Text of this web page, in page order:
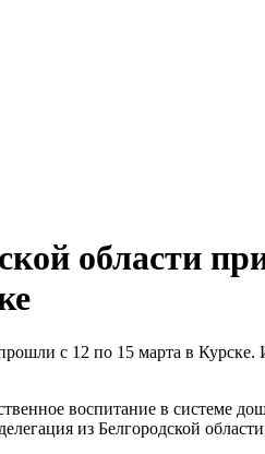
области
с 12 по 15 марта в
воспитание в системе
из Белгородской